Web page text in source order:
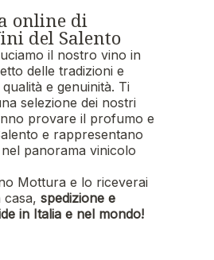
online di
del Salento
il nostro vino in
delle tradizioni e
e genuinità. Ti
selezione dei nostri
provare il profumo e
e rappresentano
nel panorama vinicolo
Mottura e lo riceverai
casa, spedizione e
in Italia e nel mondo!